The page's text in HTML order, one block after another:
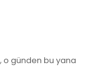
o günden bu yana